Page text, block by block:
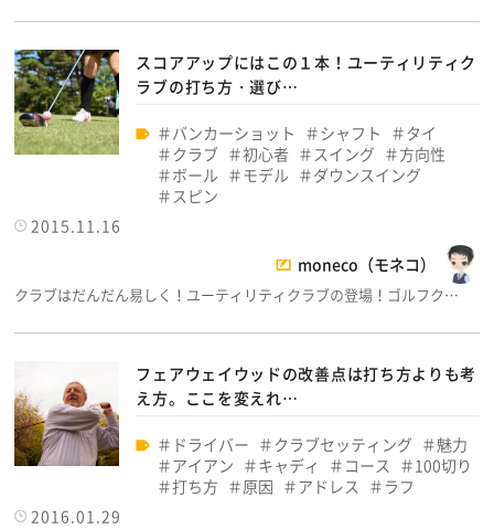
スコアアップにはこの１本！ユーティリティク
ラブの打ち方・選び…
バンカーショット シャフト
タイ
クラブ
初心者 スイング
方向性
ボール
モデル
ダウンスイング
スピン
2015.11.16
moneco（モネコ）
クラブはだんだん易しく！ユーティリティクラブの登場！ゴルフク…
フェアウェイウッドの改善点は打ち方よりも考
え方。ここを変えれ…
ドライバー クラブセッティング
魅力
アイアン
キャディ コース
100切り
打ち方
原因 アドレス
ラフ
2016.01.29